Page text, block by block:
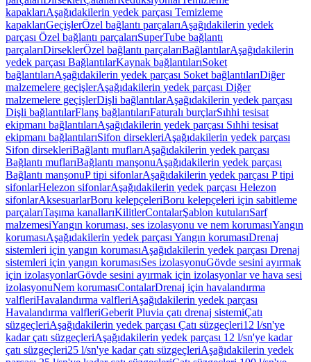
kapaklarıAşağıdakilerin yedek parçası Temizleme
kapaklarıGeçişlerÖzel bağlantı parçalarıAşağıdakilerin yedek
parçası Özel bağlantı parçalarıSuperTube bağlantı
parçalarıDirseklerÖzel bağlantı parçalarıBağlantılarAşağıdakilerin
yedek parçası BağlantılarKaynak bağlantılarıSoket
bağlantılarıAşağıdakilerin yedek parçası Soket bağlantılarıDiğer
malzemelere geçişlerAşağıdakilerin yedek parçası Diğer
malzemelere geçişlerDişli bağlantılarAşağıdakilerin yedek parçası
Dişli bağlantılarFlanş bağlantılarıFaturalı burçlarSıhhi tesisat
ekipmanı bağlantılarıAşağıdakilerin yedek parçası Sıhhi tesisat
ekipmanı bağlantılarıSifon dirsekleriAşağıdakilerin yedek parçası
Sifon dirsekleriBağlantı muflarıAşağıdakilerin yedek parçası
Bağlantı muflarıBağlantı manşonuAşağıdakilerin yedek parçası
Bağlantı manşonuP tipi sifonlarAşağıdakilerin yedek parçası P tipi
sifonlarHelezon sifonlarAşağıdakilerin yedek parçası Helezon
sifonlarAksesuarlarBoru kelepçeleriBoru kelepçeleri için sabitleme
parçalarıTaşıma kanallarıKilitlerContalarŞablon kutularıSarf
malzemesiYangın koruması, ses izolasyonu ve nem korumasıYangın
korumasıAşağıdakilerin yedek parçası Yangın korumasıDrenaj
sistemleri için yangın korumasıAşağıdakilerin yedek parçası Drenaj
sistemleri için yangın korumasıSes izolasyonuGövde sesini ayırmak
için izolasyonlarGövde sesini ayırmak için izolasyonlar ve hava sesi
izolasyonuNem korumasıContalarDrenaj için havalandırma
valfleriHavalandırma valfleriAşağıdakilerin yedek parçası
Havalandırma valfleriGeberit Pluvia çatı drenaj sistemiÇatı
süzgeçleriAşağıdakilerin yedek parçası Çatı süzgeçleri12 l/sn'ye
kadar çatı süzgeçleriAşağıdakilerin yedek parçası 12 l/sn'ye kadar
çatı süzgeçleri25 l/sn'ye kadar çatı süzgeçleriAşağıdakilerin yedek